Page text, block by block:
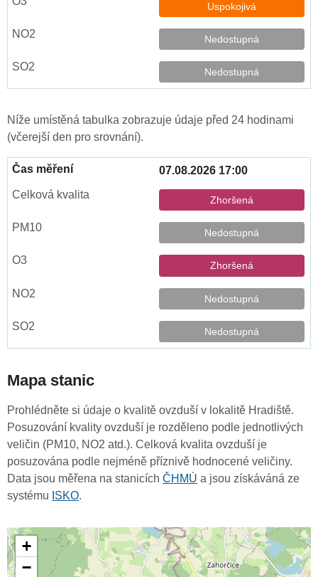
Uspokojivá
Nedostupná
Nedostupná
Níže umístěná tabulka zobrazuje údaje před 24 hodinami
(včerejší den pro srovnání).
07.08.2026 17:00
Zhoršená
Nedostupná
Zhoršená
Nedostupná
Nedostupná
Mapa stanic
Prohlédněte si údaje o kvalitě ovzduší v lokalitě Hradiště.
Posuzování kvality ovzduší je rozděleno podle jednotlivých
veličin (PM10, NO2 atd.). Celková kvalita ovzduší je
posuzována podle nejméně příznivě hodnocené veličiny.
Data jsou měřena na stanicích ČHMÚ a jsou získáváná ze
systému ISKO.
+
−